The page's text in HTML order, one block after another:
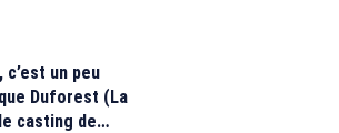
de W9
un peu
Duforest (La
casting de